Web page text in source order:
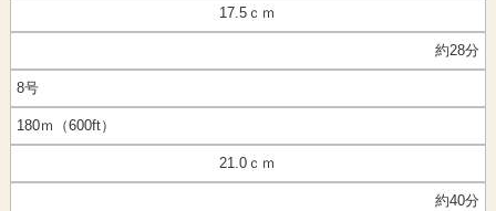
17.5ｃｍ
約28分
8号
180ｍ（600ft）
21.0ｃｍ
約40分